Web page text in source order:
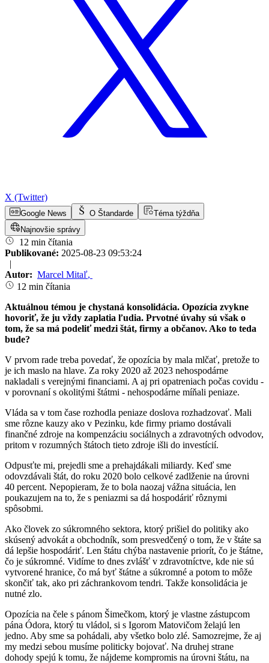
X (Twitter)
Google News O Štandarde
Téma týždňa
Najnovšie správy
12 min čítania
Publikované: 2025-08-23 09:53:24
|
Autor: Marcel Mitaľ,
12 min čítania
Aktuálnou témou je chystaná konsolidácia. Opozícia zvykne
hovoriť, že ju vždy zaplatia ľudia. Prvotné úvahy sú však o
tom, že sa má podeliť medzi štát, firmy a občanov. Ako to teda
bude?
V prvom rade treba povedať, že opozícia by mala mlčať, pretože to
je ich maslo na hlave. Za roky 2020 až 2023 nehospodárne
nakladali s verejnými financiami. A aj pri opatreniach počas covidu -
v porovnaní s okolitými štátmi - nehospodárne míňali peniaze.
Vláda sa v tom čase rozhodla peniaze doslova rozhadzovať. Mali
sme rôzne kauzy ako v Pezinku, kde firmy priamo dostávali
finančné zdroje na kompenzáciu sociálnych a zdravotných odvodov,
pritom v rozumných štátoch tieto zdroje išli do investícií.
Odpusťte mi, prejedli sme a prehajdákali miliardy. Keď sme
odovzdávali štát, do roku 2020 bolo celkové zadlženie na úrovni
40 percent. Nepopieram, že to bola naozaj vážna situácia, len
poukazujem na to, že s peniazmi sa dá hospodáriť rôznymi
spôsobmi.
Ako človek zo súkromného sektora, ktorý prišiel do politiky ako
skúsený advokát a obchodník, som presvedčený o tom, že v štáte sa
dá lepšie hospodáriť. Len štátu chýba nastavenie priorít, čo je štátne,
čo je súkromné. Vidíme to dnes zvlášť v zdravotníctve, kde nie sú
vytvorené hranice, čo má byť štátne a súkromné a potom to môže
skončiť tak, ako pri záchrankovom tendri. Takže konsolidácia je
nutné zlo.
Opozícia na čele s pánom Šimečkom, ktorý je vlastne zástupcom
pána Ódora, ktorý tu vládol, si s Igorom Matovičom želajú len
jedno. Aby sme sa pohádali, aby všetko bolo zlé. Samozrejme, že aj
my medzi sebou musíme politicky bojovať. Na druhej strane
dohody spejú k tomu, že nájdeme kompromis na úrovni štátu, na